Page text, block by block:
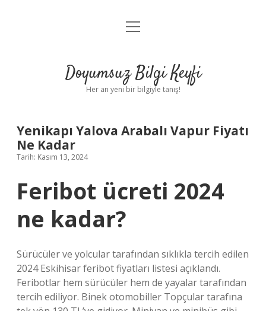
Anasayfa
Yasal Uyarı
menüyü
Doyumsuz Bilgi Keyfi
Her an yeni bir bilgiyle tanış!
Yenikapı Yalova Arabalı Vapur Fiyatı
Ne Kadar
Tarih: Kasım 13, 2024
Feribot ücreti 2024
ne kadar?
Sürücüler ve yolcular tarafından sıklıkla tercih edilen
2024 Eskihisar feribot fiyatları listesi açıklandı.
Feribotlar hem sürücüler hem de yayalar tarafından
tercih ediliyor. Binek otomobiller Topçular tarafına